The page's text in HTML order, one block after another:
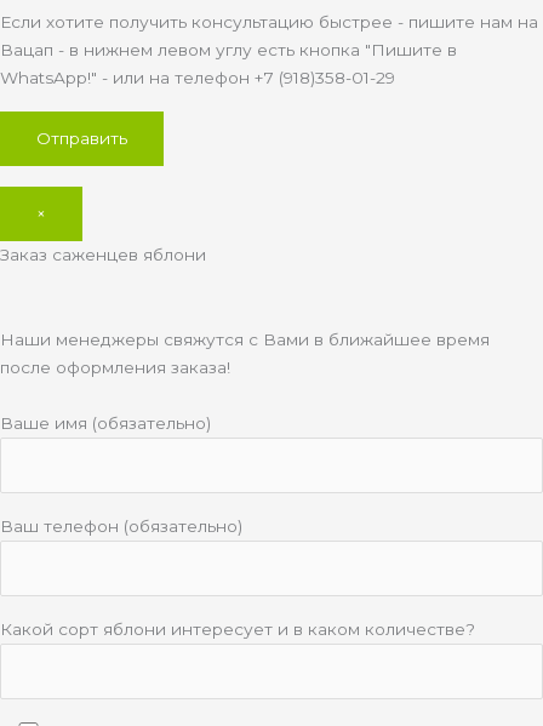
Если хотите получить консультацию быстрее - пишите нам на
Вацап - в нижнем левом углу есть кнопка "Пишите в
WhatsApp!" - или на телефон +7 (918)358-01-29
×
Заказ саженцев яблони
Наши менеджеры свяжутся с Вами в ближайшее время
после оформления заказа!
Ваше имя (обязательно)
Ваш телефон (обязательно)
Какой сорт яблони интересует и в каком количестве?